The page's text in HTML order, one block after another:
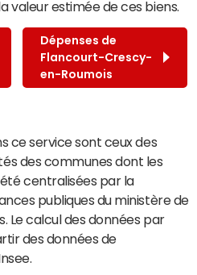
valeur estimée de ces biens.
Dépenses de
Flancourt-Crescy-
en-Roumois
ce service sont ceux des
des communes dont les
centralisées par la
publiques du ministère de
Le calcul des données par
des données de